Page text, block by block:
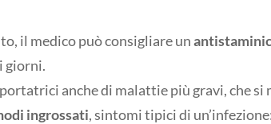
il medico può consigliare un
giorni.
anche di malattie più gravi, che
ingrossati, sintomi tipici di